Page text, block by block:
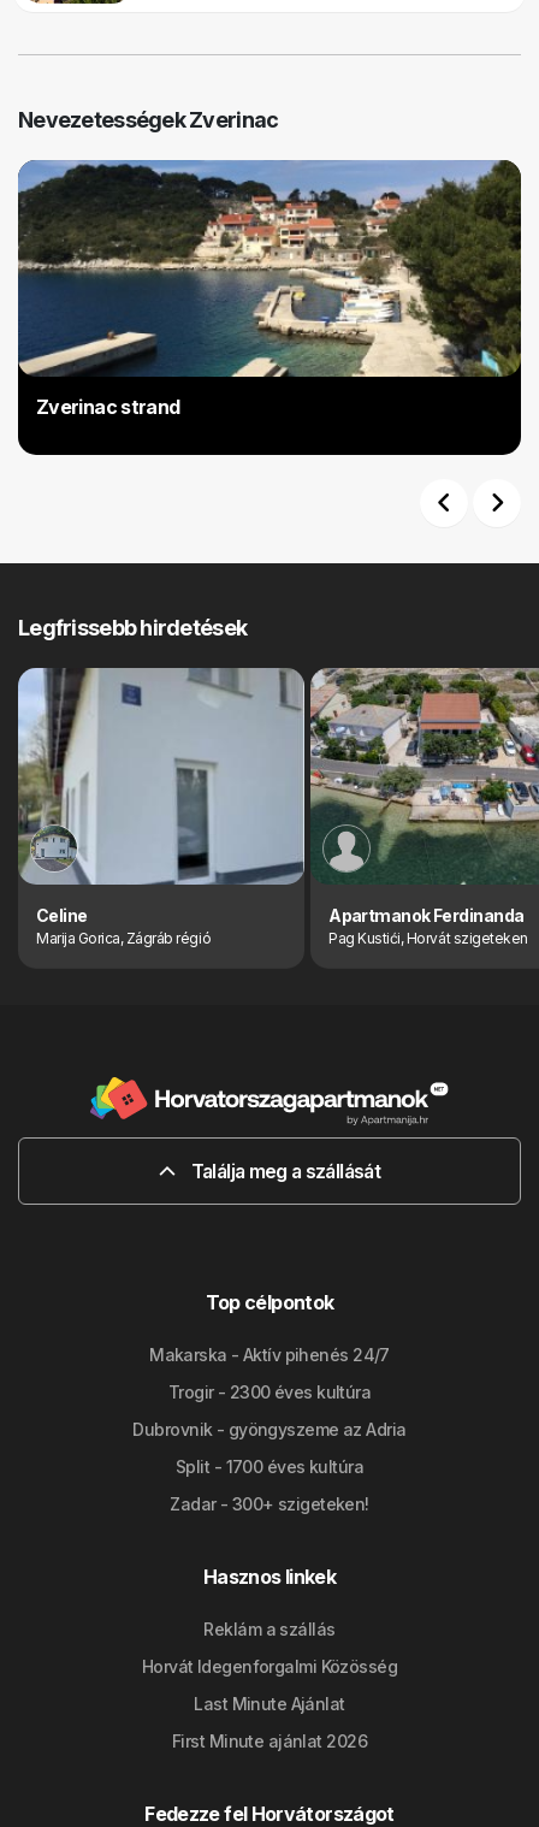
Nevezetességek Zverinac
Zverinac strand
Legfrissebb hirdetések
Celine
Marija Gorica, Zágráb régió
Apartmanok Ferdinanda
Pag Kustići, Horvát szigeteken
Találja meg a szállását
Top célpontok
Makarska - Aktív pihenés 24/7
Trogir - 2300 éves kultúra
Dubrovnik - gyöngyszeme az Adria
Split - 1700 éves kultúra
Zadar - 300+ szigeteken!
Hasznos linkek
Reklám a szállás
Horvát Idegenforgalmi Közösség
Last Minute Ajánlat
First Minute ajánlat 2026
Fedezze fel Horvátországot